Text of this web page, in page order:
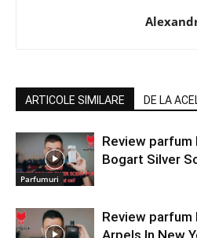
ARTICOLE SIMILARE DE LA
Parfumuri
Review
Bogart Silver
Review
Arpels In New